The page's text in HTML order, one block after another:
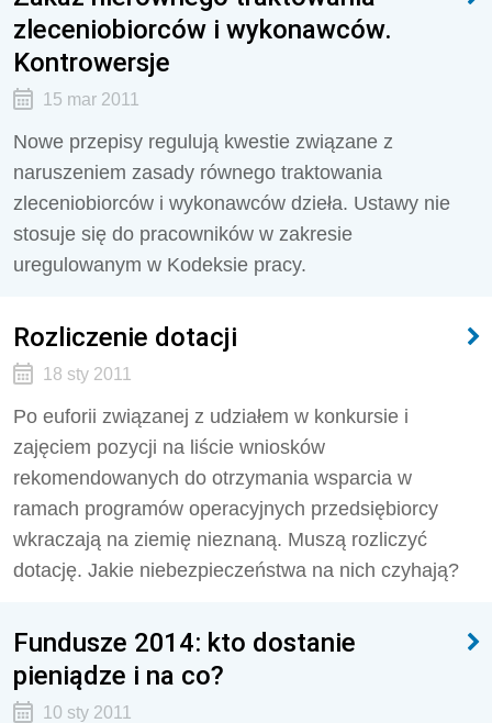
zleceniobiorców i wykonawców.
Kontrowersje
15 mar 2011
Nowe przepisy regulują kwestie związane z
naruszeniem zasady równego traktowania
zleceniobiorców i wykonawców dzieła. Ustawy nie
stosuje się do pracowników w zakresie
uregulowanym w Kodeksie pracy.
Rozliczenie dotacji
18 sty 2011
Po euforii związanej z udziałem w konkursie i
zajęciem pozycji na liście wniosków
rekomendowanych do otrzymania wsparcia w
ramach programów operacyjnych przedsiębiorcy
wkraczają na ziemię nieznaną. Muszą rozliczyć
dotację. Jakie niebezpieczeństwa na nich czyhają?
Fundusze 2014: kto dostanie
pieniądze i na co?
10 sty 2011